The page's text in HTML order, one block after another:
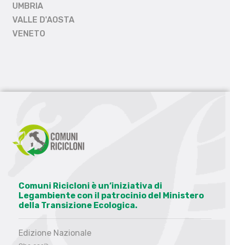
UMBRIA
VALLE D'AOSTA
VENETO
Comuni Ricicloni è un’iniziativa di
Legambiente con il patrocinio del Ministero
della Transizione Ecologica.
Edizione Nazionale